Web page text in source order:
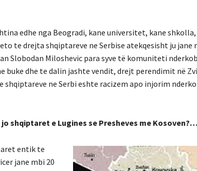
edhe nga Beogradi, kane universitet, kane
te drejta shqiptareve ne Serbise atekqesisht ju jane
Slobodan Miloshevic para syve të komuniteti
buke dhe te dalin jashte vendit, drejt perendimit në
ne Serbi eshte racizem apo injorim
shqiptaret e Lugines se Presheves me Kosoven?…
entik te
jane mbi 20